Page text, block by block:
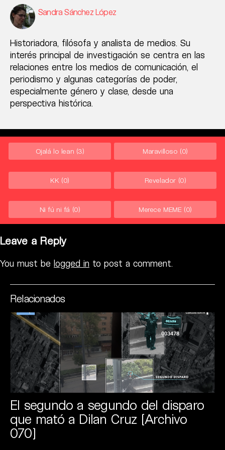
Sandra Sánchez López
Historiadora, filósofa y analista de medios. Su
interés principal de investigación se centra en las
relaciones entre los medios de comunicación, el
periodismo y algunas categorías de poder,
especialmente género y clase, desde una
perspectiva histórica.
Ojalá lo lean (3) Maravilloso (0)
KK (0) Revelador (0)
Ni fú ni fá (0) Merece MEME (0)
Leave a Reply
You must be logged in to post a comment.
Relacionados
El segundo a segundo del disparo
que mató a Dilan Cruz [Archivo
070]